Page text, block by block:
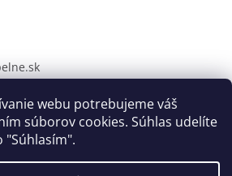
webu potrebujeme váš
súborov cookies. Súhlas udelíte
"Súhlasím".
vyberovekoupelny/